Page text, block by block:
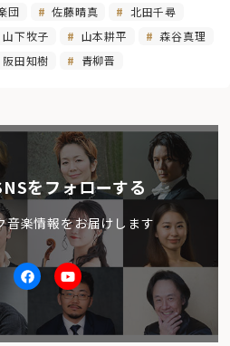
団 佐藤晴真
北田千尋
山下牧子 山本耕平
森谷真理
阪田知樹 青柳晋
をフォローする
音楽情報をお届けします
facebookYoutube